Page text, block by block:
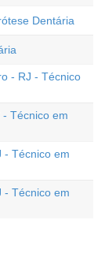
Dentária
- RJ - Técnico
- Técnico em
- Técnico em
- Técnico em